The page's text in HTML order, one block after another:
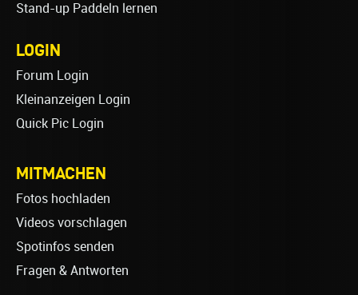
Stand-up Paddeln lernen
LOGIN
Forum Login
Kleinanzeigen Login
Quick Pic Login
MITMACHEN
Fotos hochladen
Videos vorschlagen
Spotinfos senden
Fragen & Antworten